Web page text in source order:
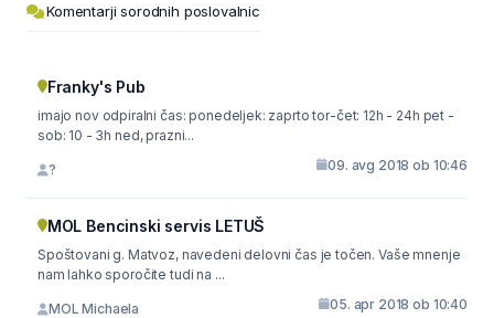
Komentarji sorodnih poslovalnic
Franky's Pub
imajo nov odpiralni čas: ponedeljek: zaprto tor-čet: 12h - 24h pet -
sob: 10 - 3h ned, prazni...
? 09. avg 2018 ob 10:46
MOL Bencinski servis LETUŠ
Spoštovani g. Matvoz, navedeni delovni čas je točen. Vaše mnenje
nam lahko sporočite tudi na ...
MOL Michaela 05. apr 2018 ob 10:40